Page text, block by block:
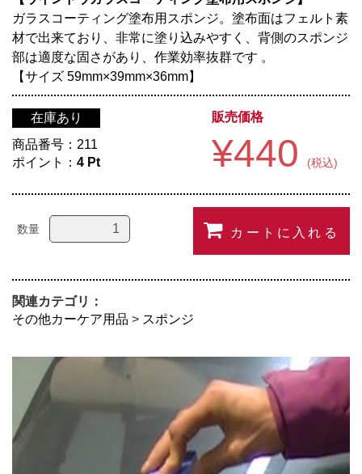
ガラスコーティング塗布用スポンジ。塗布面はフェルト素
材で出来ており、非常に塗り込みやすく、背側のスポンジ
部は適度な固さがあり、作業効率抜群です 。
【サイズ 59mm×39mm×36mm】
在庫あり
商品番号： 211
ポイント： 4 Pt
販売価格
¥440 (税込)
数量 カートに入れる
関連カテゴリ：
その他カーケア用品 > スポンジ